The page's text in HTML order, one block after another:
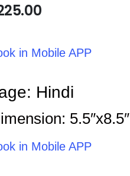
in Mobile APP
Hindi
5.5″x8.5″
in Mobile APP